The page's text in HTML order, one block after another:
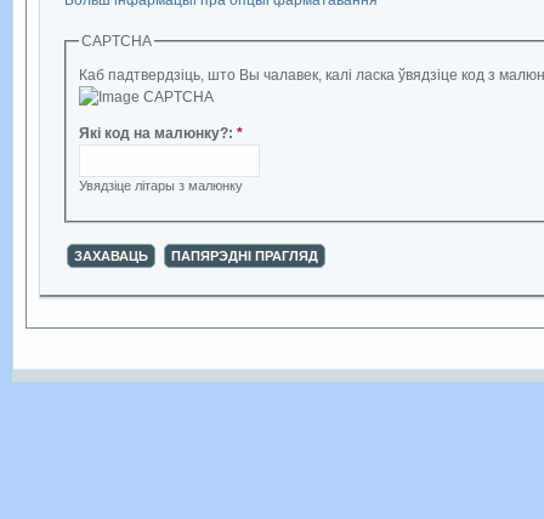
CAPTCHA
Каб падтвердзіць, што Вы чалавек, калі ласка ўвядзіце код з
Які код на малюнку?: *
Увядзіце літары з малюнку